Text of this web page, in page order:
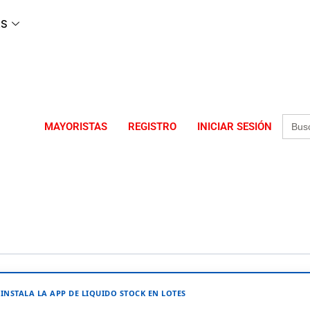
MAYORISTAS REGISTRO INICIAR SESIÓN
INSTALA LA APP DE LIQUIDO STOCK EN LOTES